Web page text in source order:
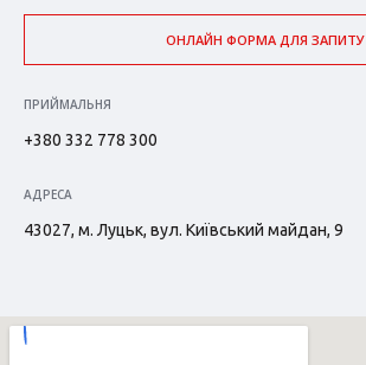
ОНЛАЙН ФОРМА ДЛЯ ЗАПИТУ
ПРИЙМАЛЬНЯ
+380 332 778 300
АДРЕСА
43027, м. Луцьк, вул. Київський майдан, 9